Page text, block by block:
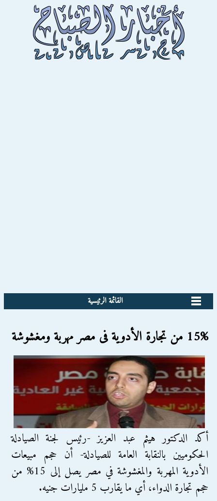
القائمة الرئيسية
15% من تجارة الأدوية فى مصر مهربة ومغشوشة
أكد الدكتور هيثم عبد العزيز -رئيس لجنة الصيادلة
الحكوميين بالنقابة العامة للصيادلة- أن حجم مبيعات
الأدوية المهربة والمغشوشة في مصر يصل إلى 15% من
حجم تجارة الدواء، أي ما يقارب 5 مليارات جنيه.